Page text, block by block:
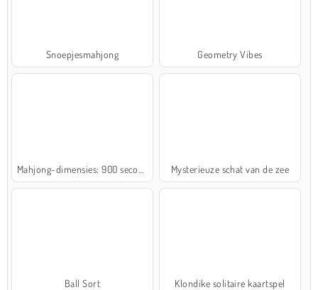
Snoepjesmahjong Geometry Vibes
Mysterieuze schat van de zee
Ball Sort Klondike solitaire kaartspel